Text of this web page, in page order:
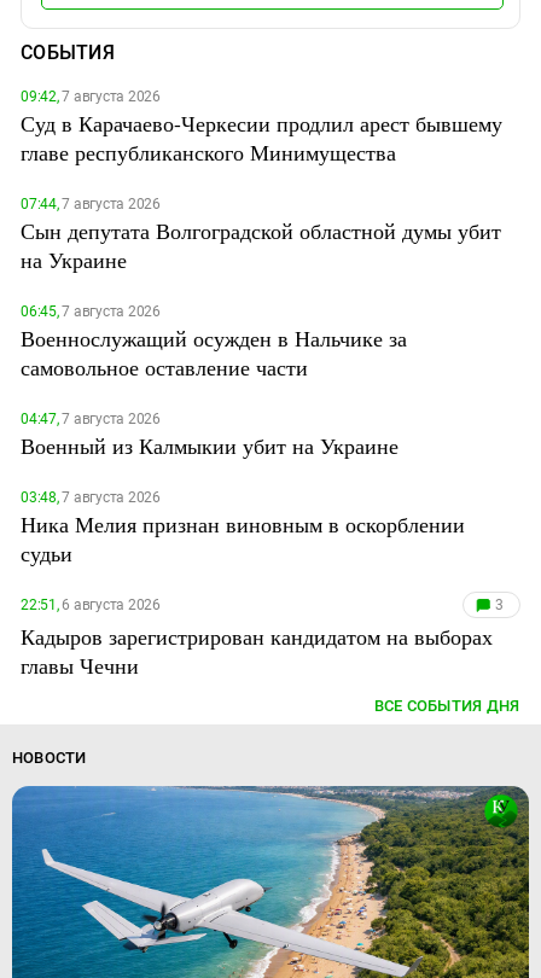
СОБЫТИЯ
09:42,7 августа 2026
Суд в Карачаево-Черкесии продлил арест бывшему
главе республиканского Минимущества
07:44,7 августа 2026
Сын депутата Волгоградской областной думы убит
на Украине
06:45,7 августа 2026
Военнослужащий осужден в Нальчике за
самовольное оставление части
04:47,7 августа 2026
Военный из Калмыкии убит на Украине
03:48,7 августа 2026
Ника Мелия признан виновным в оскорблении
судьи
22:51,6 августа 2026 3
Кадыров зарегистрирован кандидатом на выборах
главы Чечни
ВСЕ СОБЫТИЯ ДНЯ
НОВОСТИ